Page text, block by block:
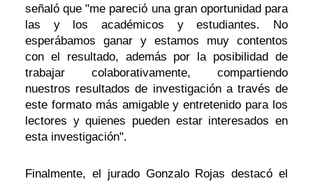
señaló que "me pareció una gran oportunidad para
las y los académicos y estudiantes. No
esperábamos ganar y estamos muy contentos
con el resultado, además por la posibilidad de
trabajar colaborativamente, compartiendo
nuestros resultados de investigación a través de
este formato más amigable y entretenido para los
lectores y quienes pueden estar interesados en
esta investigación".
Finalmente, el jurado Gonzalo Rojas destacó el